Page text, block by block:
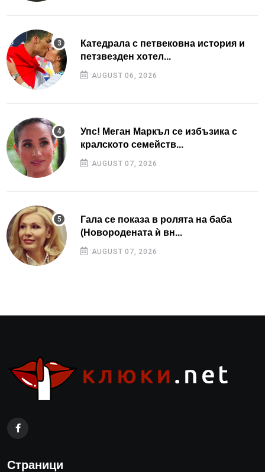
Катедрала с петвековна история и
петзвезден хотел...
AUGUST 06, 2026
Упс! Меган Маркъл се избъзика с
кралското семейств...
AUGUST 07, 2026
Гала се показа в ролята на баба
(Новородената ѝ вн...
AUGUST 07, 2026
Страници